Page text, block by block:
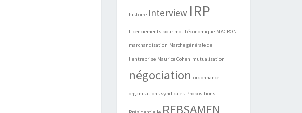
histoire Interview IRP
Licenciements pour motif économique MACRON
marchandisation Marche générale de
l'entreprise Maurice Cohen mutualisation
négociation ordonnance
organisations syndicales Propositions
REBSAMEN